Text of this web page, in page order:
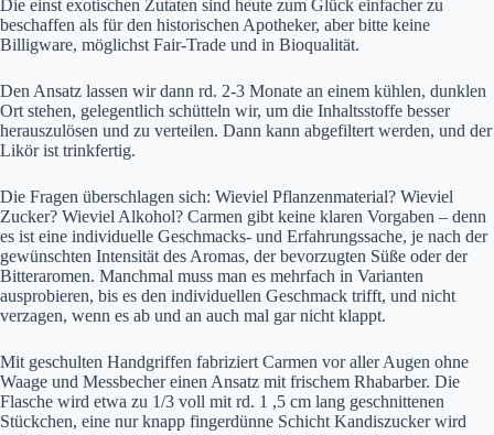
Die einst exotischen Zutaten sind heute zum Glück einfacher zu
beschaffen als für den historischen Apotheker, aber bitte keine
Billigware, möglichst Fair-Trade und in Bioqualität.
Den Ansatz lassen wir dann rd. 2-3 Monate an einem kühlen, dunklen
Ort stehen, gelegentlich schütteln wir, um die Inhaltsstoffe besser
herauszulösen und zu verteilen. Dann kann abgefiltert werden, und der
Likör ist trinkfertig.
Die Fragen überschlagen sich: Wieviel Pflanzenmaterial? Wieviel
Zucker? Wieviel Alkohol? Carmen gibt keine klaren Vorgaben – denn
es ist eine individuelle Geschmacks- und Erfahrungssache, je nach der
gewünschten Intensität des Aromas, der bevorzugten Süße oder der
Bitteraromen. Manchmal muss man es mehrfach in Varianten
ausprobieren, bis es den individuellen Geschmack trifft, und nicht
verzagen, wenn es ab und an auch mal gar nicht klappt.
Mit geschulten Handgriffen fabriziert Carmen vor aller Augen ohne
Waage und Messbecher einen Ansatz mit frischem Rhabarber. Die
Flasche wird etwa zu 1/3 voll mit rd. 1 ,5 cm lang geschnittenen
Stückchen, eine nur knapp fingerdünne Schicht Kandiszucker wird